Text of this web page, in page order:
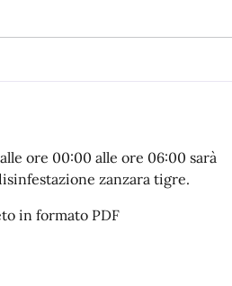
ore 00:00 alle ore 06:00 sarà
zanzara tigre.
in formato PDF